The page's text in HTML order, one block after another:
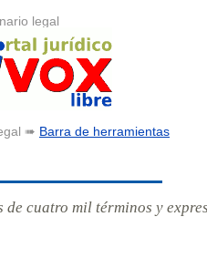
legal
➠ Barra de herramientas
de cuatro mil términos y